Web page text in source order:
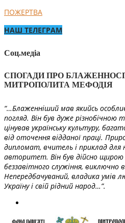
ПОЖЕРТВА
НАШ ТЕЛЕГРАМ
Соц.медіа
СПОГАДИ ПРО
МИТРОПОЛИТА МЕФОДІЯ
“…Блаженніший мав якийсь
погляд. Він був дуже різнобічною
цінував українську культуру,
від оточення відданої праці.
дипломат, вчитель і приклад для
авторитет. Він був дійсно
беззавітного служіння, виключно
Непередбачуваний, владика умів
Україну і свій рідний народ…”.